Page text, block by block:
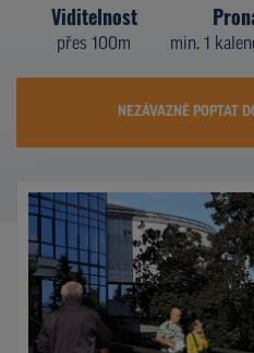
Z
PROMO
Viditelnost
přes 100m min. 1
NEZÁVAZNĚ POPTAT